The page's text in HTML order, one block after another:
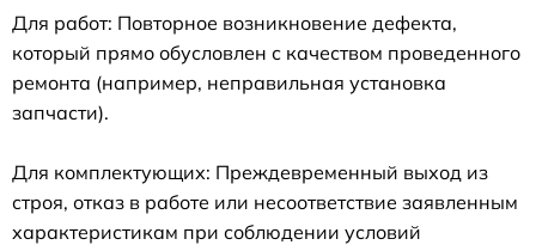
Для работ: Повторное возникновение дефекта,
который прямо обусловлен с качеством проведенного
ремонта (например, неправильная установка
запчасти).
Для комплектующих: Преждевременный выход из
строя, отказ в работе или несоответствие заявленным
характеристикам при соблюдении условий